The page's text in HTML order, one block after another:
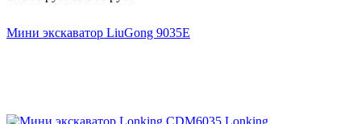
Мини экскаватор LiuGong 9035E